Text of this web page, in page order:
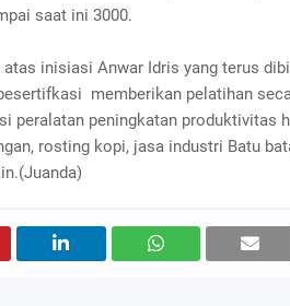
saat ini 3000.
inisiasi Anwar Idris yang terus
memberikan pelatihan
peralatan peningkatan produktivitas
rosting kopi, jasa industri Batu